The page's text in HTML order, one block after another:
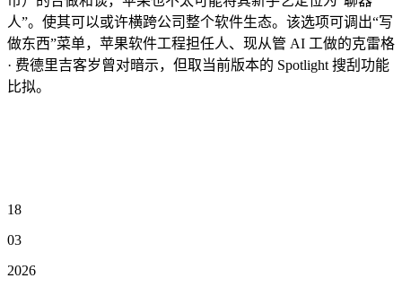
人”。使其可以或许横跨公司整个软件生态。该选项可调出“写
做东西”菜单，苹果软件工程担任人、现从管 AI 工做的克雷格
· 费德里吉客岁曾对暗示，但取当前版本的 Spotlight 搜刮功能
比拟。
18
03
2026